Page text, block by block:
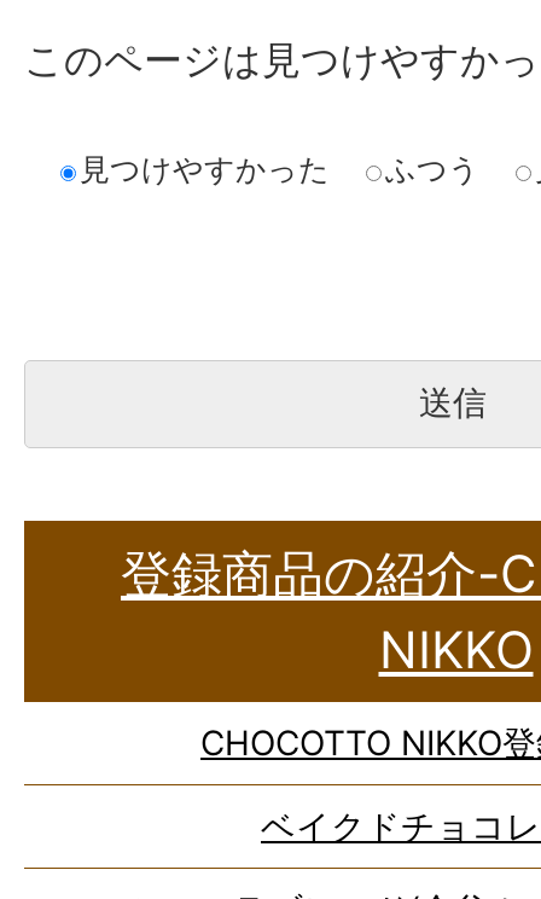
このページは見つけやすか
見つけやすかった ふつう
登録商品の紹介-
NIKKO
CHOCOTTO NIKKO
ベイクドチョコ